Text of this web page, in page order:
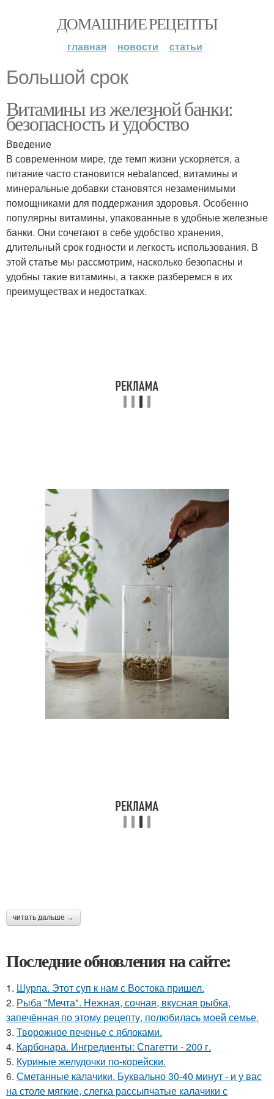
ДОМАШНИЕ РЕЦЕПТЫ
главная новости статьи
Большой срок
Витамины из железной банки:
безопасность и удобство
Введение
В современном мире, где темп жизни ускоряется, а
питание часто становится неbalanced, витамины и
минеральные добавки становятся незаменимыми
помощниками для поддержания здоровья. Особенно
популярны витамины, упакованные в удобные железные
банки. Они сочетают в себе удобство хранения,
длительный срок годности и легкость использования. В
этой статье мы рассмотрим, насколько безопасны и
удобны такие витамины, а также разберемся в их
преимуществах и недостатках.
читать дальше →
Последние обновления на сайте:
1. Шурпа. Этот суп к нам с Востока пришел.
2. Рыба "Мечта". Нежная, сочная, вкусная рыбка,
запечённая по этому рецепту, полюбилась моей семье.
3. Творожное печенье с яблоками.
4. Карбонара. Ингредиенты: Спагетти - 200 г.
5. Куриные желудочки по-корейски.
6. Сметанные калачики. Буквально 30-40 минут - и у вас
на столе мягкие, слегка рассыпчатые калачики с